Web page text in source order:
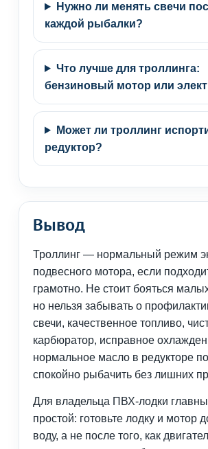
Нужно ли менять свечи
каждой рыбалки?
Что лучше для троллинга:
бензиновый мотор или
Может ли троллинг
редуктор?
Вывод
Троллинг — нормальный режим
подвесного мотора, если
грамотно. Не стоит бояться
но нельзя забывать о
свечи, качественное топливо,
карбюратор, исправное
нормальное масло в редукторе
спокойно рыбачить без лишних
Для владельца ПВХ-лодки
простой: готовьте лодку и мотор
воду, а не после того, как